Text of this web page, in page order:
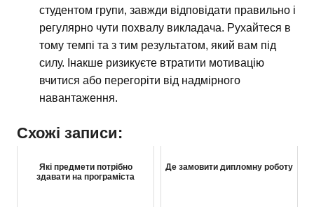
студентом групи, завжди відповідати правильно і
регулярно чути похвалу викладача. Рухайтеся в
тому темпі та з тим результатом, який вам під
силу. Інакше ризикуєте втратити мотивацію
вчитися або перегоріти від надмірного
навантаження.
Схожі записи:
Які предмети потрібно
здавати на програміста
Де замовити дипломну роботу